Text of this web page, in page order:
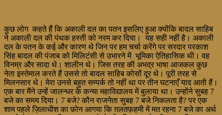
कुछ लोग कहते हैं कि अकाली दल का पतन इसलिए हुआ क्योंकि बादल साहिब
ने अकाली दल की पंथक हस्ती को नरम कर दिया। यह सही नहीं है। अकाली
दल के पतन के कई और कारण थे जिन पर हम चर्चा करेंगे पर सरदार परकाश
सिंह बादल की पंजाब को मिलिटंसी से उभारने में भूमिका ऐतिहासिक थी। वह
विनम्र और सादा थे। शालीन थे। जिस तरह की अभद्र भाषा आजकल कुछ
नेता इस्तेमाल करते हैं उससे तो बादल साहिब कोसों दूर थे। पूरी तरह से
मिलनसार थे। मेरा उनसे बहुत सम्पर्क तो नहीं था पर तीन घटनाएँ याद आती हैं।
एक बार मैंने उन्हें जालन्धर के कन्या महाविद्यालय में बुलाया था। उन्होंने सुबह 7
बजे का समय दिया। 7 बजे? कौन राजनेता सुबह 7 बजे निकलता है? पर एक
शाम पहले ज़िलाधीश का फ़ोन आगया कि ग़लतफ़हमी में मत रहना 7 बजे का अर्थ